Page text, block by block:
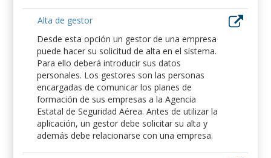
Alta de gestor
Desde esta opción un gestor de una empresa
puede hacer su solicitud de alta en el sistema.
Para ello deberá introducir sus datos
personales. Los gestores son las personas
encargadas de comunicar los planes de
formación de sus empresas a la Agencia
Estatal de Seguridad Aérea. Antes de utilizar la
aplicación, un gestor debe solicitar su alta y
además debe relacionarse con una empresa.